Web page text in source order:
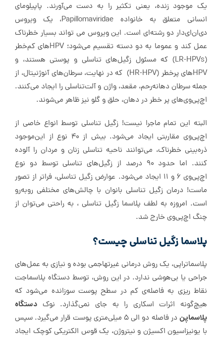
یک موجود زنده، یعنی تکثیر را به دست می‌آورند. پاپیلومای
انسانی متعلق به خانواده Papillomaviridae، یک ویروس
دی‌ان‌ای‌دار دو رشته‌ای است. این ویروس می تواند بسیار خطرناک
عمل کند و عموما به دو دسته تقسیم می‌شود؛ HPVهای کم‌خطر
(LR-HPVs) که مسئول زگیل‌های تناسلی و پوستی هستند، و
HPVهای پرخطر (HR-HPV) که در نهایت، سرطان‌های آنوژنیتال، از
جمله سرطان دهانه‌رحم، مقعد، واژن و آلت‌تناسلی را ایجاد می‌کنند.
اچ‌پی‌وی‌های پر خطر در دهان، حلق و گلو نیز ظاهر می‌شوند.
البته این‌ تمام ماجرا نیست! زگیل تناسلی توسط انواع خاصی از
اچ‌پی‌وی مقاربتی ایجاد می‌شود. بیش از 40 نوع از این‌موجود
ذره‌بینی خطرناک، می‌توانند ناحیه تناسلی زنان و مردان را آلوده
کنند. اما حدود 90 درصد از زگیل‌های تناسلی توسط دو نوع
اچ‌پی‌وی 6 و 11 ایجاد می‌شود. عوارض زگیل تناسلی، فراتر از تصور
ماست! درمان زگیل تناسلی بانوان با چالش‌های مختلفی رو‌به‌رو
است. امروزه به لطف پلاسما زگیل تناسلی ، به راحتی می‌توان از
چنگ اچ‌پی‌وی خارج شد.
پلاسما زگیل تناسلی چیست؟
پلاسما‌تراپی، یک روش درمانی غیرتهاجمی بوده و نیازی به عمل‌های
جراحی یا بی‌هوشی ندارد. در این روش، توسط دستگاه پلاسما‌جت
نقاط ریزی به فاصله‌ی کم در سطح پوست سوزانده می‌شود که
هیچ‌گونه اثرات اسکاری را به جای نمی‌گذارد. نوک دستگاه
پلاسما‌پن
در فاصله دو الی 5 میلی‌متری پوست قرار می‌گیرد. سپس
با یونیزاسیون اکسیژن و نیتروژن، یک قوس الکتریکی کوچک ایجاد